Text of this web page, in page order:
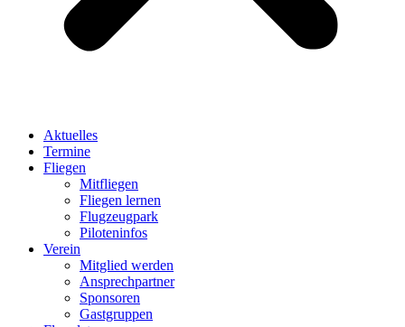
Aktuelles
Termine
Fliegen
Mitfliegen
Fliegen lernen
Flugzeugpark
Piloteninfos
Verein
Mitglied werden
Ansprechpartner
Sponsoren
Gastgruppen